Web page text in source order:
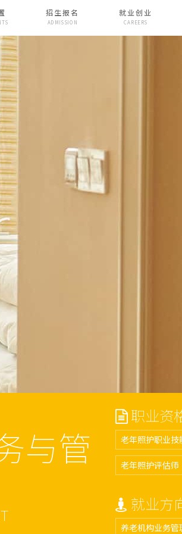
招生报名
ADMISSION
就业创业
CAREERS
与管
职业资
老年照护职业技
老年照护评估师
就业方
养老机构业务管